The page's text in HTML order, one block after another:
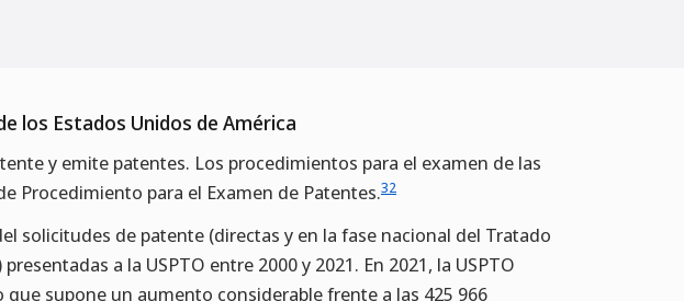
los Estados Unidos de América
y emite patentes. Los procedimientos para el examen de las
Procedimiento para el Examen de Patentes.32
solicitudes de patente (directas y en la fase nacional del Tratado
a la USPTO entre 2000 y 2021. En 2021, la USPTO
supone un aumento considerable frente a las 425 966